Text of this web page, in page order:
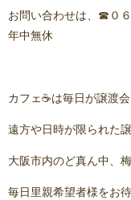
お問い合わせは、☎０
年中無休
カフェ☕️は毎日が譲渡会
遠方や日時が限られた
大阪市内のど真ん中、
毎日里親希望者様をお